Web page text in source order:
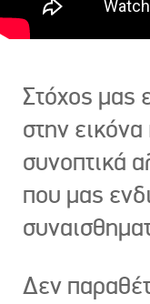
Στόχος μας
στην
συνοπτικά
που μας
Δεν